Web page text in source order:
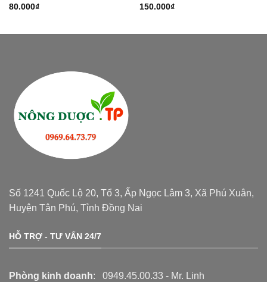
80.000₫
150.000₫
Số 1241 Quốc Lộ 20, Tổ 3, Ấp Ngọc Lâm 3, Xã Phú Xuân,
Huyện Tân Phú, Tỉnh Đồng Nai
HỖ TRỢ - TƯ VẤN 24/7
Phòng kinh doanh: 0949.45.00.33 - Mr. Linh